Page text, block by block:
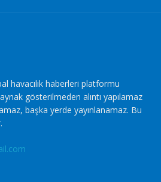
havacılık haberleri platformu
gösterilmeden alıntı yapılamaz
başka yerde yayınlanamaz. Bu